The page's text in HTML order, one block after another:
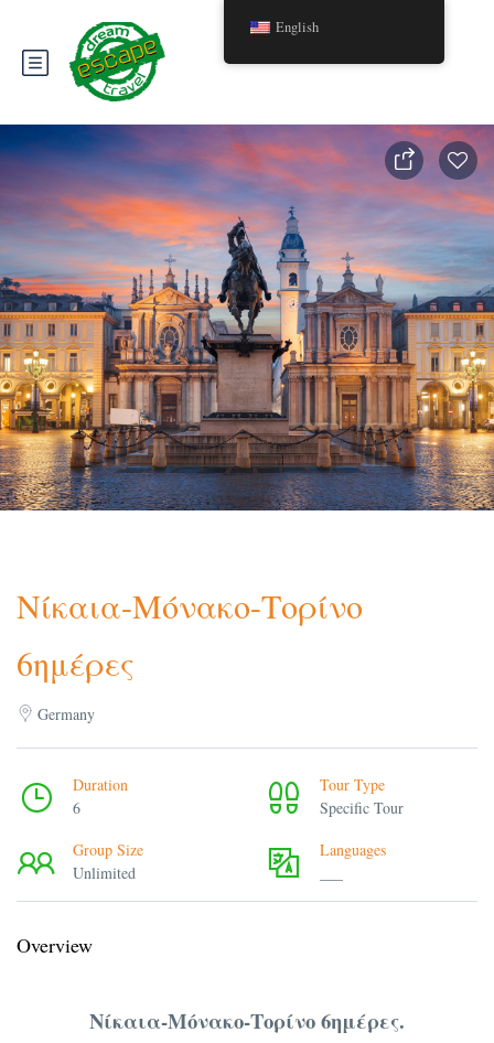
Νίκαια-Μόνακο-Τορίνο
6ημέρες
Germany
Duration
6
Tour Type
Specific Tour
Group Size
Unlimited
Languages
Overview
Νίκαια-Μόνακο-Τορίνο 6ημέρες.
English